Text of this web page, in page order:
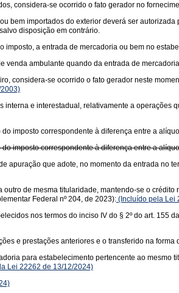
considera-se ocorrido o fato gerador no
bem importados do exterior deverá ser
disposição em contrário.
a entrada de mercadoria ou bem no
ambulante quando da entrada de
considera-se ocorrido o fato gerador neste
e interestadual, relativamente a operações
imposto correspondente à diferença entre a
imposto correspondente à diferença entre a
apuração que adote, no momento da entrada no
de mesma titularidade, mantendo-se o
Federal nº 204, de 2023): (Incluído pela Lei
nos termos do inciso IV do § 2º do art. 155
e prestações anteriores e o transferido na forma
para estabelecimento pertencente ao
Lei 22262 de 13/12/2024)